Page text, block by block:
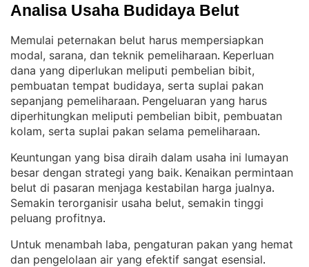
Analisa Usaha Budidaya Belut
Memulai peternakan belut harus mempersiapkan
modal, sarana, dan teknik pemeliharaan. Keperluan
dana yang diperlukan meliputi pembelian bibit,
pembuatan tempat budidaya, serta suplai pakan
sepanjang pemeliharaan. Pengeluaran yang harus
diperhitungkan meliputi pembelian bibit, pembuatan
kolam, serta suplai pakan selama pemeliharaan.
Keuntungan yang bisa diraih dalam usaha ini lumayan
besar dengan strategi yang baik. Kenaikan permintaan
belut di pasaran menjaga kestabilan harga jualnya
Semakin terorganisir usaha belut, semakin tinggi
peluang profitnya.
Untuk menambah laba, pengaturan pakan yang hemat
dan pengelolaan air yang efektif sangat esensial